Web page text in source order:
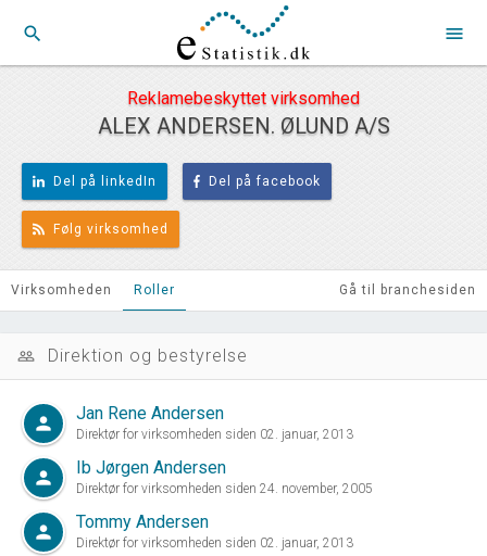
search menu
Reklamebeskyttet virksomhed
ALEX ANDERSEN. ØLUND A/S
Del på linkedIn Del på facebook
Følg virksomhed
Virksomheden Roller Gå til branchesiden
people_outline Direktion og bestyrelse
person Jan Rene Andersen
Direktør for virksomheden siden 02. januar, 2013
person Ib Jørgen Andersen
Direktør for virksomheden siden 24. november, 2005
person Tommy Andersen
Direktør for virksomheden siden 02. januar, 2013